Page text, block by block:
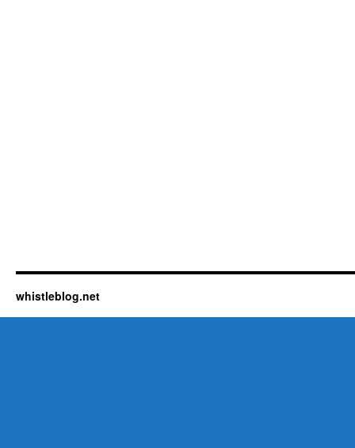
whistleblog.net